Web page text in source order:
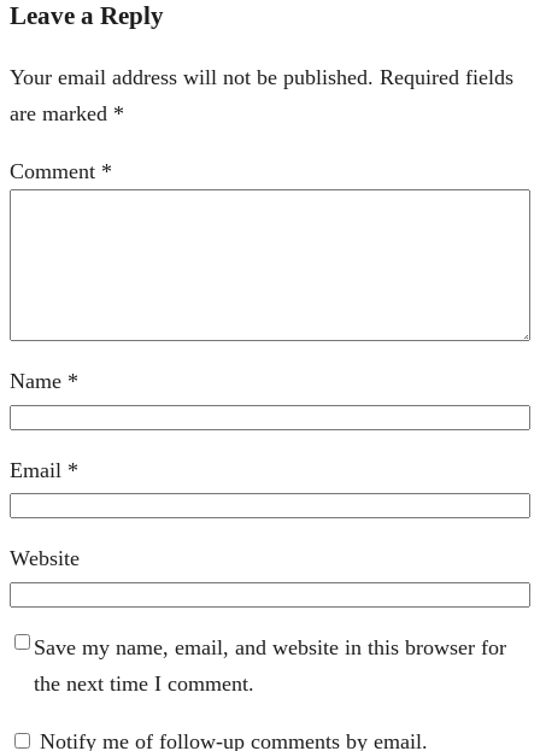
Leave a Reply
Your email address will not be published. Required fields
are marked *
Comment *
Name *
Email *
Website
Save my name, email, and website in this browser for
the next time I comment.
Notify me of follow-up comments by email.